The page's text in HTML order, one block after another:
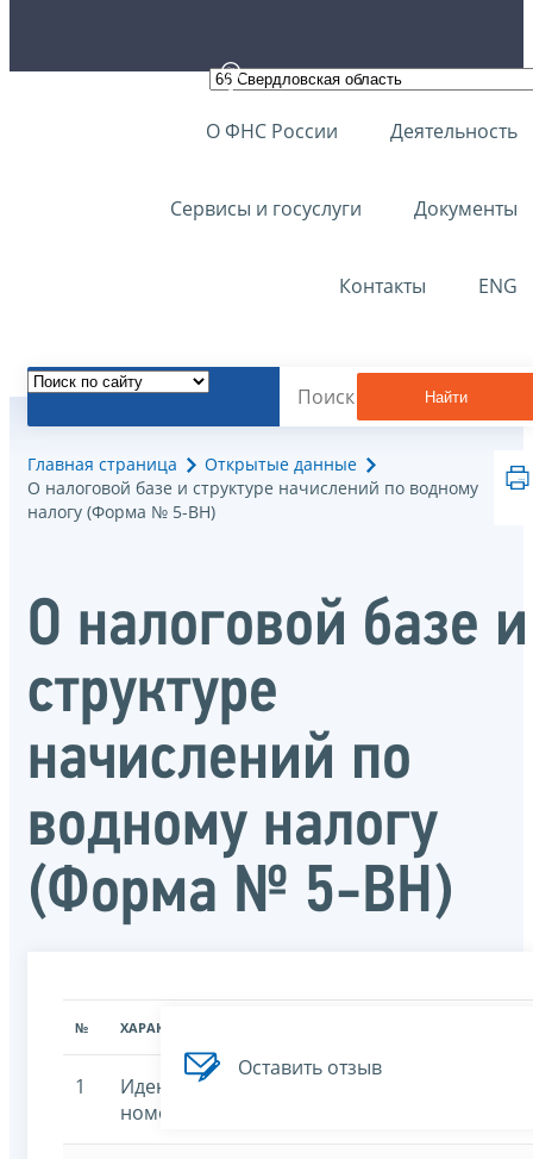
О ФНС России Деятельность
Сервисы и госуслуги Документы
Контакты ENG
Найти
Главная страница
Открытые данные
О налоговой базе и структуре начислений по водному
налогу (Форма № 5-ВН)
О налоговой базе и
структуре
начислений по
водному налогу
(Форма № 5-ВН)
№ ХАРАКТЕРИСТИКА
1
Идентификационный
номер
Оставить отзыв